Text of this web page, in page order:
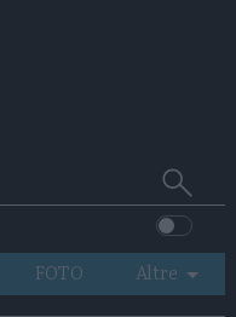
Cerca
su
Trentino
FOTO
Altre